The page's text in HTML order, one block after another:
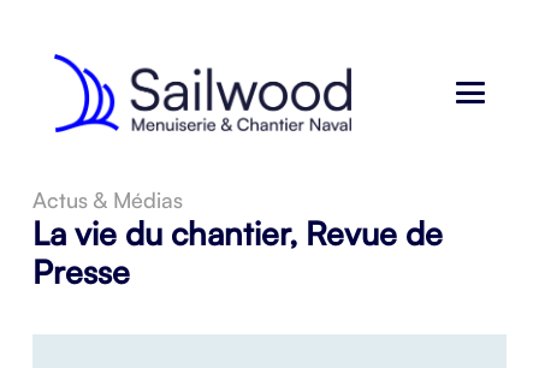
Actus & Médias
La vie du chantier, Revue de
Presse